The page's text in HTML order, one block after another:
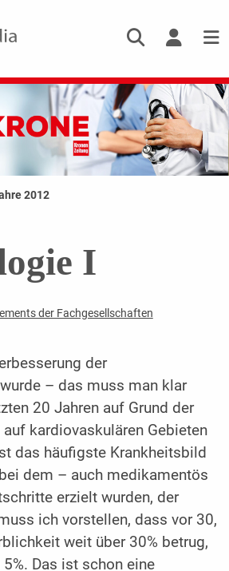
2012
I
der Fachgesellschaften
der
– das muss man klar
20 Jahren auf Grund der
kardiovaskulären Gebieten
das häufigste Krankheitsbild
dem – auch medikamentös
erzielt wurden, der
ich vorstellen, dass vor 30,
weit über 30% betrug,
Das ist schon eine